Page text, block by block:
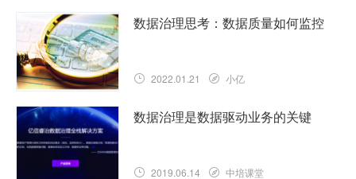
数据治理思考：数据质量如何监控
2022.01.21 小亿
数据治理是数据驱动业务的关键
2019.06.14 中培课堂